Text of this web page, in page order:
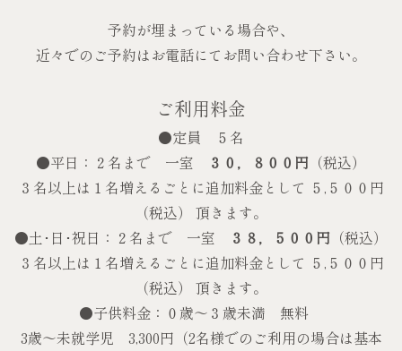
予約が埋まっている場合や、
近々でのご予約はお電話にてお問い合わせ下さい。
ご利用料金
●定員 ５名
●平日：２名まで 一室
３０，８００円 （税込）
３名以上は１名増えるごとに追加料金として ５,５００円
（税込） 頂きます。
●土･日･祝日：２名まで 一室
３８，５００円 （税込）
３名以上は１名増えるごとに追加料金として ５,５００円
（税込） 頂きます。
●子供料金：０歳〜３歳未満 無料
3歳～未就学児 3,300円（2名様でのご利用の場合は基本